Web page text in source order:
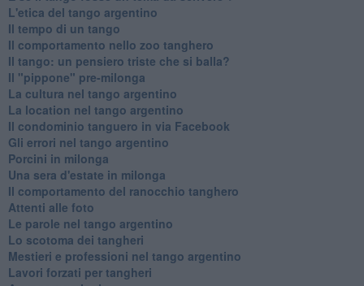
L'etica del tango argentino
Il tempo di un tango
Il comportamento nello zoo tanghero
Il tango: un pensiero triste che si balla?
Il "pippone" pre-milonga
La cultura nel tango argentino
La location nel tango argentino
Il condominio tanguero in via Facebook
Gli errori nel tango argentino
Porcini in milonga
Una sera d'estate in milonga
Il comportamento del ranocchio tanghero
Attenti alle foto
Le parole nel tango argentino
Lo scotoma dei tangheri
Mestieri e professioni nel tango argentino
Lavori forzati per tangheri